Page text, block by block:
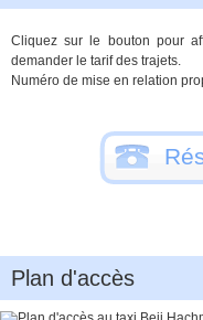
Cliquez sur le bouton pour
demander le tarif des trajets.
Numéro de mise en relation
Plan d'accès